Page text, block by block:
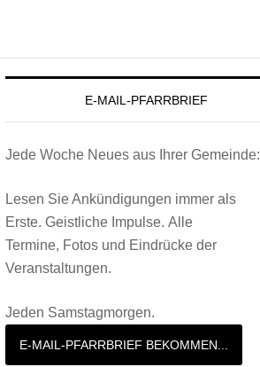
E-MAIL-PFARRBRIEF
Jede Woche Neues aus Ihrer Gemeinde:
Lesen Sie Ankündigungen immer als
Erste. Geistliche Impulse. Alle
Termine, Fotos und Eindrücke der
Veranstaltungen.
Jeden Samstagmorgen.
E-MAIL-PFARRBRIEF BEKOMMEN...